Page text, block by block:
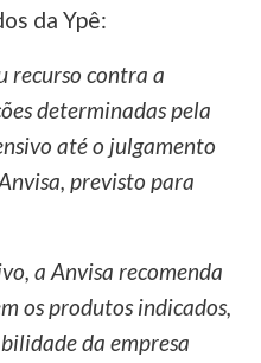
da Ypê:
recurso contra a
determinadas pela
até o julgamento
previsto para
a Anvisa recomenda
os produtos indicados,
da empresa